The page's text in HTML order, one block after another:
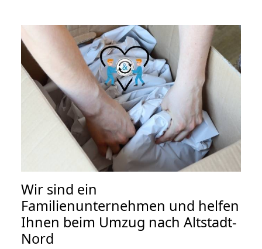
Wir sind ein
Familienunternehmen und helfen
Ihnen beim Umzug nach Altstadt-
Nord